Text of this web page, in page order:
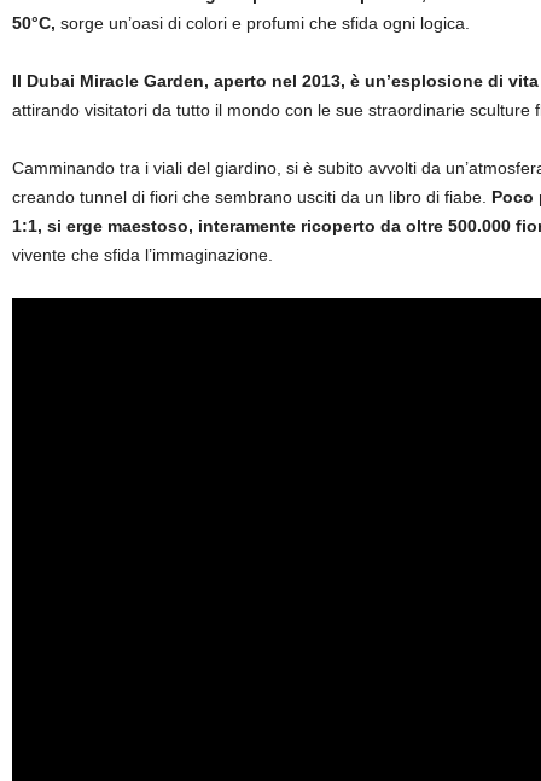
50°C, sorge un’oasi di colori e profumi che sfida ogni logica.
Il Dubai Miracle Garden, aperto nel 2013, è un’esplosione di
attirando visitatori da tutto il mondo con le sue straordinarie sculture
Camminando tra i viali del giardino, si è subito avvolti da
creando tunnel di fiori che sembrano usciti da un libro di fiabe. Poco
1:1, si erge maestoso, interamente ricoperto da oltre 500.000
vivente che sfida l’immaginazione.